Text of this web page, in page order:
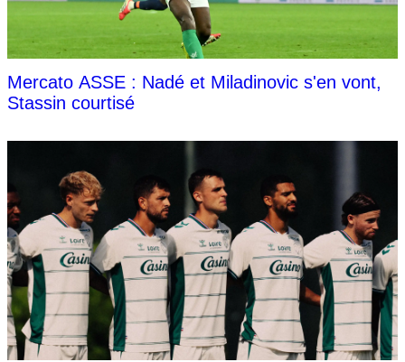
Mercato ASSE : Nadé et Miladinovic s'en vont,
Stassin courtisé